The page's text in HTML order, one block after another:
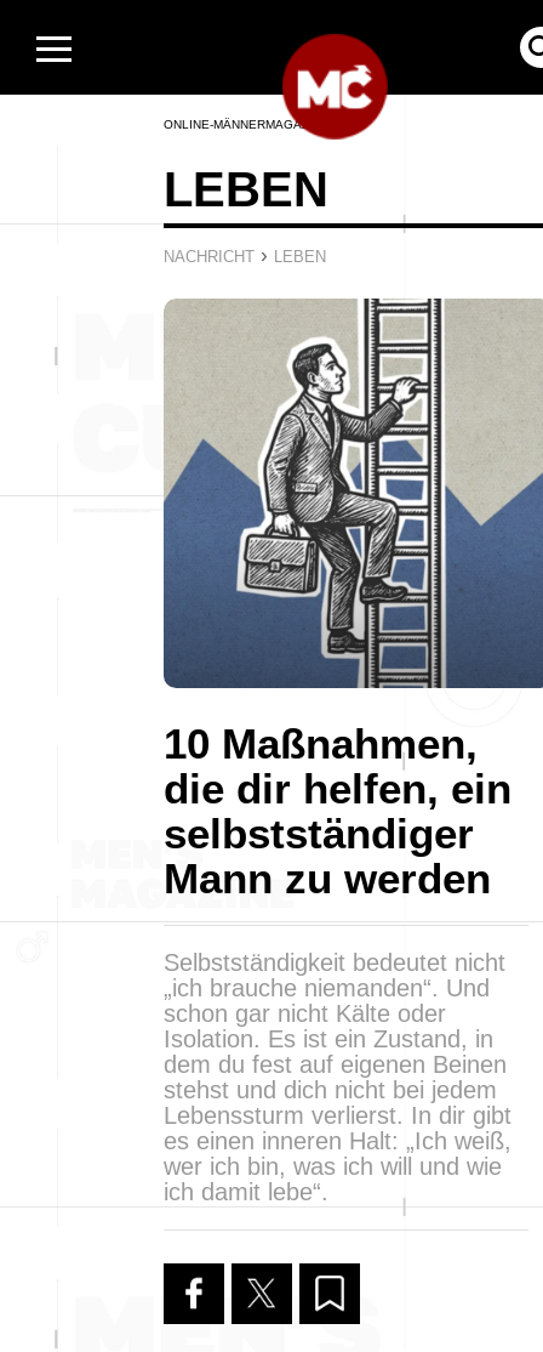
ONLINE-MÄNNERMAGAZIN
LEBEN
NACHRICHT › LEBEN
10 Maßnahmen,
die dir helfen, ein
selbstständiger
Mann zu werden
Selbstständigkeit bedeutet nicht
„ich brauche niemanden“. Und
schon gar nicht Kälte oder
Isolation. Es ist ein Zustand, in
dem du fest auf eigenen Beinen
stehst und dich nicht bei jedem
Lebenssturm verlierst. In dir gibt
es einen inneren Halt: „Ich weiß,
wer ich bin, was ich will und wie
ich damit lebe“.